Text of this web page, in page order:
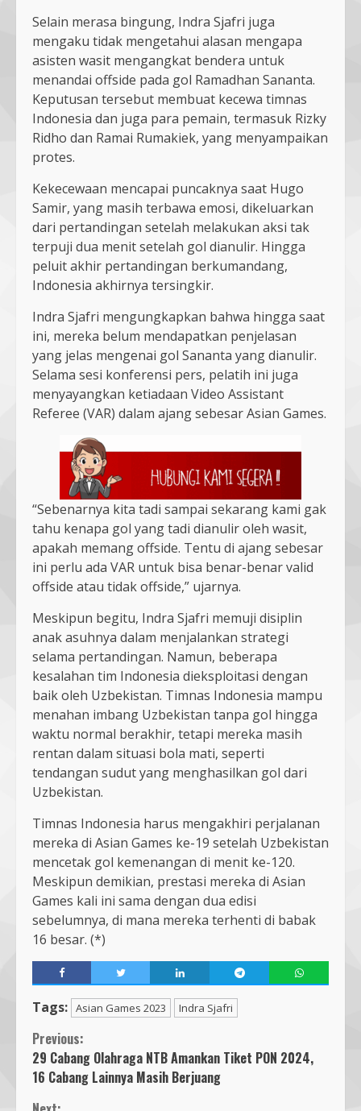
Selain merasa bingung, Indra Sjafri juga
mengaku tidak mengetahui alasan mengapa
asisten wasit mengangkat bendera untuk
menandai offside pada gol Ramadhan Sananta.
Keputusan tersebut membuat kecewa timnas
Indonesia dan juga para pemain, termasuk Rizky
Ridho dan Ramai Rumakiek, yang menyampaikan
protes.
Kekecewaan mencapai puncaknya saat Hugo
Samir, yang masih terbawa emosi, dikeluarkan
dari pertandingan setelah melakukan aksi tak
terpuji dua menit setelah gol dianulir. Hingga
peluit akhir pertandingan berkumandang,
Indonesia akhirnya tersingkir.
Indra Sjafri mengungkapkan bahwa hingga saat
ini, mereka belum mendapatkan penjelasan
yang jelas mengenai gol Sananta yang dianulir.
Selama sesi konferensi pers, pelatih ini juga
menyayangkan ketiadaan Video Assistant
Referee (VAR) dalam ajang sebesar Asian Games.
“Sebenarnya kita tadi sampai sekarang kami gak
tahu kenapa gol yang tadi dianulir oleh wasit,
apakah memang offside. Tentu di ajang sebesar
ini perlu ada VAR untuk bisa benar-benar valid
offside atau tidak offside,” ujarnya.
Meskipun begitu, Indra Sjafri memuji disiplin
anak asuhnya dalam menjalankan strategi
selama pertandingan. Namun, beberapa
kesalahan tim Indonesia dieksploitasi dengan
baik oleh Uzbekistan. Timnas Indonesia mampu
menahan imbang Uzbekistan tanpa gol hingga
waktu normal berakhir, tetapi mereka masih
rentan dalam situasi bola mati, seperti
tendangan sudut yang menghasilkan gol dari
Uzbekistan.
Timnas Indonesia harus mengakhiri perjalanan
mereka di Asian Games ke-19 setelah Uzbekistan
mencetak gol kemenangan di menit ke-120.
Meskipun demikian, prestasi mereka di Asian
Games kali ini sama dengan dua edisi
sebelumnya, di mana mereka terhenti di babak
16 besar. (*)
Tags: Asian Games 2023 Indra Sjafri
Previous:
29 Cabang Olahraga NTB Amankan Tiket PON 2024,
16 Cabang Lainnya Masih Berjuang